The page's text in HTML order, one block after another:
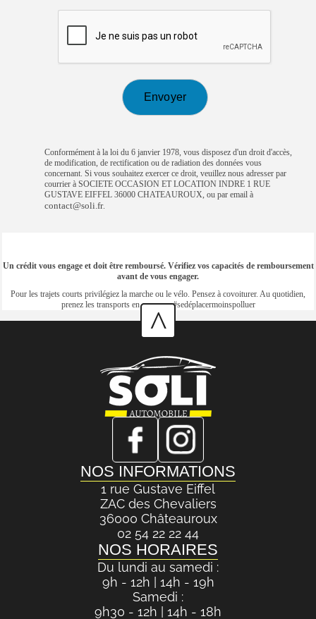
Conformément à la loi du 6 janvier 1978, vous disposez d'un droit d'accès,
de modification, de rectification ou de radiation des données vous
concernant. Si vous souhaitez exercer ce droit, veuillez nous adresser par
courrier à SOCIETE OCCASION ET LOCATION INDRE 1 RUE
GUSTAVE EIFFEL 36000 CHATEAUROUX, ou par email à
contact@soli.fr.
Un crédit vous engage et doit être remboursé. Vérifiez vos capacités de remboursement
avant de vous engager.
Pour les trajets courts privilégiez la marche ou le vélo. Pensez à covoiturer. Au quotidien,
prenez les transports en commun #sedéplacermoinspolluer
^
NOS INFORMATIONS
1 rue Gustave Eiffel
ZAC des Chevaliers
36000 Châteauroux
02 54 22 22 44
NOS HORAIRES
Du lundi au samedi :
9h - 12h | 14h - 19h
Samedi :
9h30 - 12h | 14h - 18h